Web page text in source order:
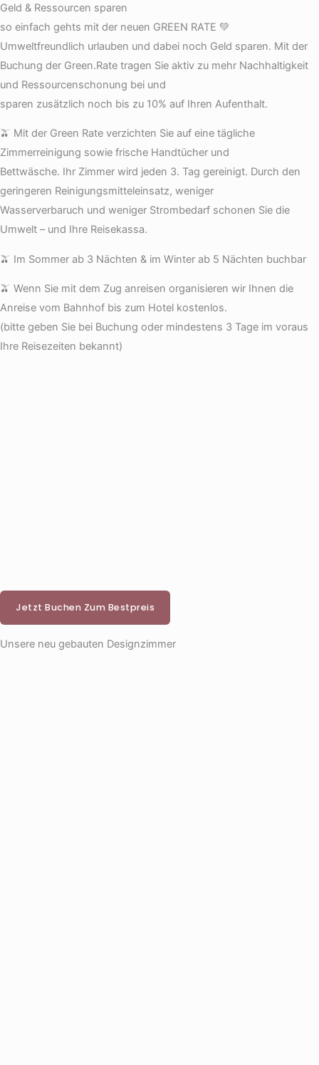
Geld & Ressourcen sparen
so einfach gehts mit der neuen GREEN RATE 💚
Umweltfreundlich urlauben und dabei noch Geld sparen. Mit der
Buchung der Green.Rate tragen Sie aktiv zu mehr Nachhaltigkeit
und Ressourcenschonung bei und
sparen zusätzlich noch bis zu 10% auf Ihren Aufenthalt.
🫒 Mit der Green Rate verzichten Sie auf eine tägliche
Zimmerreinigung sowie frische Handtücher und
Bettwäsche. Ihr Zimmer wird jeden 3. Tag gereinigt. Durch den
geringeren Reinigungsmitteleinsatz, weniger
Wasserverbaruch und weniger Strombedarf schonen Sie die
Umwelt – und Ihre Reisekassa.
🫒 Im Sommer ab 3 Nächten & im Winter ab 5 Nächten buchbar
🫒 Wenn Sie mit dem Zug anreisen organisieren wir Ihnen die
Anreise vom Bahnhof bis zum Hotel kostenlos.
(bitte geben Sie bei Buchung oder mindestens 3 Tage im voraus
Ihre Reisezeiten bekannt)
Jetzt Buchen Zum Bestpreis
Unsere neu gebauten Designzimmer